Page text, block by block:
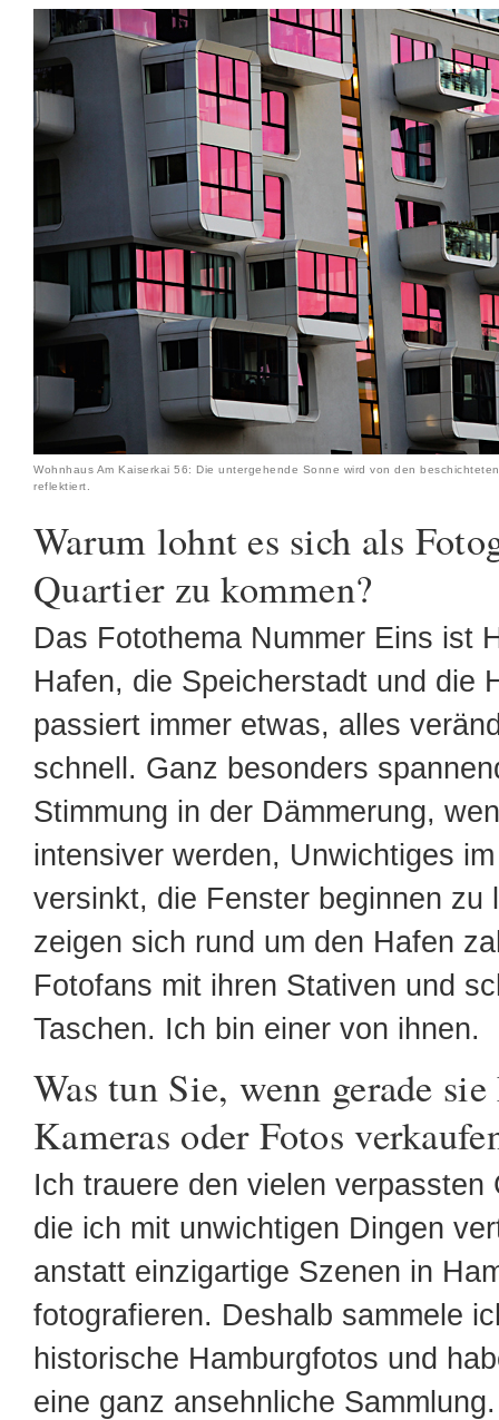
Wohnhaus Am Kaiserkai 56: Die untergehende Sonne wird von den
reflektiert.
Warum lohnt es sich als
Quartier zu kommen?
Das Fotothema Nummer Eins ist
Hafen, die Speicherstadt und die
passiert immer etwas, alles
schnell. Ganz besonders
Stimmung in der Dämmerung,
intensiver werden, Unwichtiges
versinkt, die Fenster beginnen zu
zeigen sich rund um den Hafen
Fotofans mit ihren Stativen und
Taschen. Ich bin einer von ihnen.
Was tun Sie, wenn gerade
Kameras oder Fotos
Ich trauere den vielen verpassten
die ich mit unwichtigen Dingen
anstatt einzigartige Szenen in
fotografieren. Deshalb sammele
historische Hamburgfotos und
eine ganz ansehnliche Sammlung.